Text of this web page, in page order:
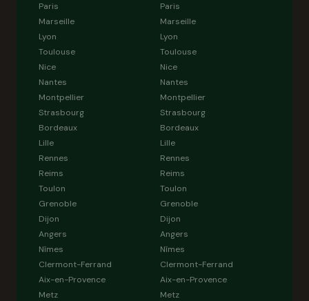
Paris
Marseille
Lyon
Toulouse
Nice
Nantes
Montpellier
Strasbourg
Bordeaux
Lille
Rennes
Reims
Toulon
Grenoble
Dijon
Angers
Nîmes
Clermont-Ferrand
Aix-en-Provence
Metz
Paris
Marseille
Lyon
Toulouse
Nice
Nantes
Montpellier
Strasbourg
Bordeaux
Lille
Rennes
Reims
Toulon
Grenoble
Dijon
Angers
Nîmes
Clermont-Ferrand
Aix-en-Provence
Metz